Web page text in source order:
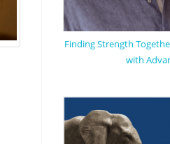
Finding Strength
with